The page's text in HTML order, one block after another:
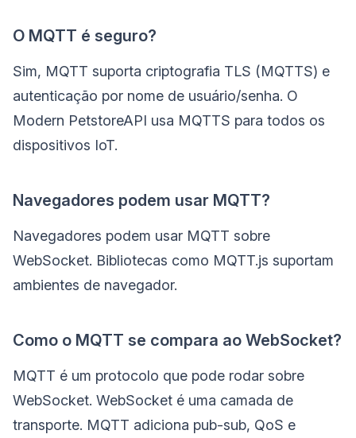
O MQTT é seguro?
Sim, MQTT suporta criptografia TLS (MQTTS) e
autenticação por nome de usuário/senha. O
Modern PetstoreAPI usa MQTTS para todos os
dispositivos IoT.
Navegadores podem usar MQTT?
Navegadores podem usar MQTT sobre
WebSocket. Bibliotecas como MQTT.js suportam
ambientes de navegador.
Como o MQTT se compara ao WebSocket?
MQTT é um protocolo que pode rodar sobre
WebSocket. WebSocket é uma camada de
transporte. MQTT adiciona pub-sub, QoS e